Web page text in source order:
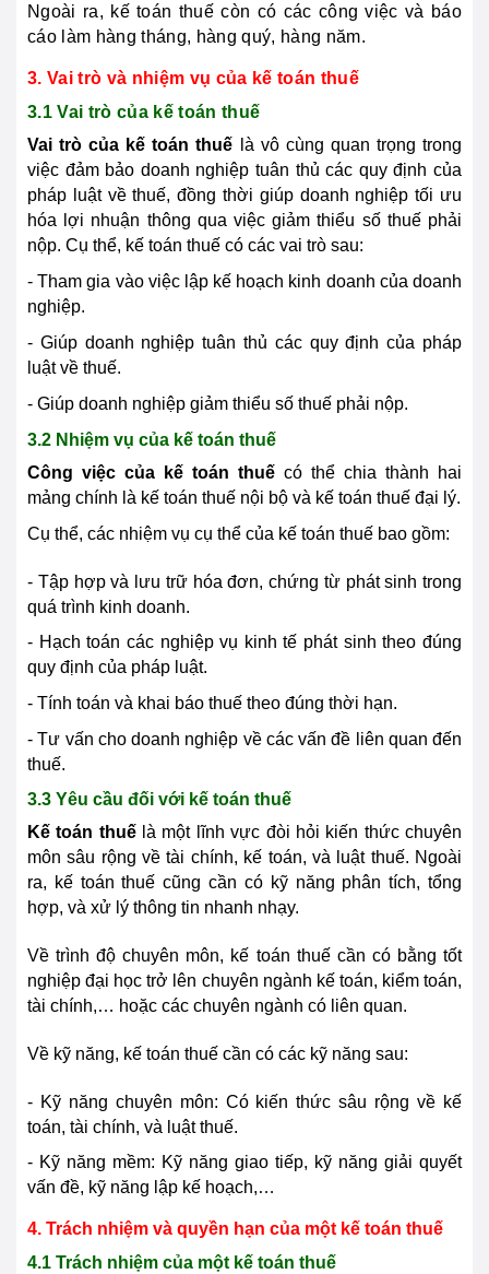
Ngoài ra, kế toán thuế còn có các công việc và báo
cáo làm hàng tháng, hàng quý, hàng năm.
3. Vai trò và nhiệm vụ của kế toán thuế
3.1 Vai trò của kế toán thuế
Vai trò của kế toán thuế là vô cùng quan trọng trong
việc đảm bảo doanh nghiệp tuân thủ các quy định của
pháp luật về thuế, đồng thời giúp doanh nghiệp tối ưu
hóa lợi nhuận thông qua việc giảm thiểu số thuế phải
nộp. Cụ thể, kế toán thuế có các vai trò sau:
- Tham gia vào việc lập kế hoạch kinh doanh của doanh
nghiệp.
- Giúp doanh nghiệp tuân thủ các quy định của pháp
luật về thuế.
- Giúp doanh nghiệp giảm thiểu số thuế phải nộp.
3.2 Nhiệm vụ của kế toán thuế
Công việc của kế toán thuế có thể chia thành hai
mảng chính là kế toán thuế nội bộ và kế toán thuế đại lý.
Cụ thể, các nhiệm vụ cụ thể của kế toán thuế bao gồm:
- Tập hợp và lưu trữ hóa đơn, chứng từ phát sinh trong
quá trình kinh doanh.
- Hạch toán các nghiệp vụ kinh tế phát sinh theo đúng
quy định của pháp luật.
- Tính toán và khai báo thuế theo đúng thời hạn.
- Tư vấn cho doanh nghiệp về các vấn đề liên quan đến
thuế.
3.3 Yêu cầu đối với kế toán thuế
Kế toán thuếlà một lĩnh vực đòi hỏi kiến thức chuyên
môn sâu rộng về tài chính, kế toán, và luật thuế. Ngoài
ra, kế toán thuế cũng cần có kỹ năng phân tích, tổng
hợp, và xử lý thông tin nhanh nhạy.
Về trình độ chuyên môn, kế toán thuế cần có bằng tốt
nghiệp đại học trở lên chuyên ngành kế toán, kiểm toán,
tài chính,… hoặc các chuyên ngành có liên quan.
Về kỹ năng, kế toán thuế cần có các kỹ năng sau:
- Kỹ năng chuyên môn: Có kiến thức sâu rộng về kế
toán, tài chính, và luật thuế.
- Kỹ năng mềm: Kỹ năng giao tiếp, kỹ năng giải quyết
vấn đề, kỹ năng lập kế hoạch,…
4. Trách nhiệm và quyền hạn của một kế toán thuế
4.1 Trách nhiệm của một kế toán thuế